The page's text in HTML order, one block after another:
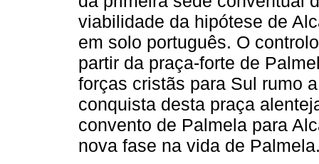
viabilidade da hipótese de
em solo português. O
partir da praça-forte de
forças cristãs para Sul rumo
conquista desta praça
convento de Palmela para
nova fase na vida de